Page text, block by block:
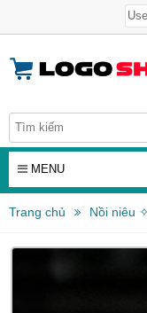
MENU
Trang chủ Nồi niêu